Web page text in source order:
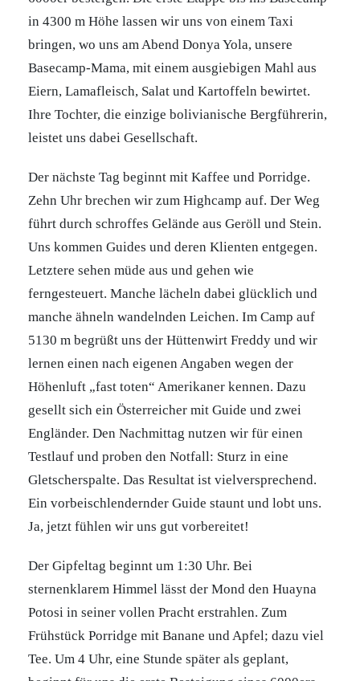
in 4300 m Höhe lassen wir uns von einem Taxi
bringen, wo uns am Abend Donya Yola, unsere
Basecamp-Mama, mit einem ausgiebigen Mahl aus
Eiern, Lamafleisch, Salat und Kartoffeln bewirtet.
Ihre Tochter, die einzige bolivianische Bergführerin,
leistet uns dabei Gesellschaft.
Der nächste Tag beginnt mit Kaffee und Porridge.
Zehn Uhr brechen wir zum Highcamp auf. Der Weg
führt durch schroffes Gelände aus Geröll und Stein.
Uns kommen Guides und deren Klienten entgegen.
Letztere sehen müde aus und gehen wie
ferngesteuert. Manche lächeln dabei glücklich und
manche ähneln wandelnden Leichen. Im Camp auf
5130 m begrüßt uns der Hüttenwirt Freddy und wir
lernen einen nach eigenen Angaben wegen der
Höhenluft „fast toten“ Amerikaner kennen. Dazu
gesellt sich ein Österreicher mit Guide und zwei
Engländer. Den Nachmittag nutzen wir für einen
Testlauf und proben den Notfall: Sturz in eine
Gletscherspalte. Das Resultat ist vielversprechend.
Ein vorbeischlendernder Guide staunt und lobt uns.
Ja, jetzt fühlen wir uns gut vorbereitet!
Der Gipfeltag beginnt um 1:30 Uhr. Bei
sternenklarem Himmel lässt der Mond den Huayna
Potosi in seiner vollen Pracht erstrahlen. Zum
Frühstück Porridge mit Banane und Apfel; dazu viel
Tee. Um 4 Uhr, eine Stunde später als geplant,